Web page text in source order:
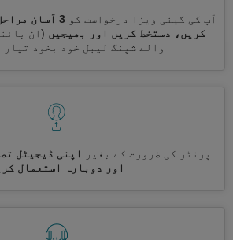
آپ کی گینی ویزا درخواست کو
3 آسان
کریں، دستخط کریں اور بھیجیں (ان
والے شپنگ لیبل خود بخود تیار
پرنٹر کی ضرورت کے بغیر
اپنی ڈیجیٹل
اور دوبارہ استعمال